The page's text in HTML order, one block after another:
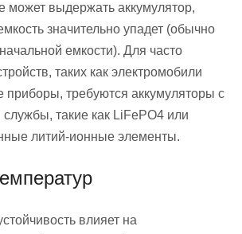
может выдержать аккумулятор,
значительно упадет (обычно
емкости). Для часто
таких как электромобили
приборы, требуются аккумуляторы с
такие как LiFePO4 или
литий-ионные элементы.
влияет на